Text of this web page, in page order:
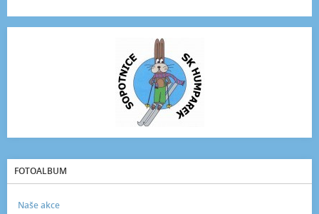
FOTOALBUM
Naše akce